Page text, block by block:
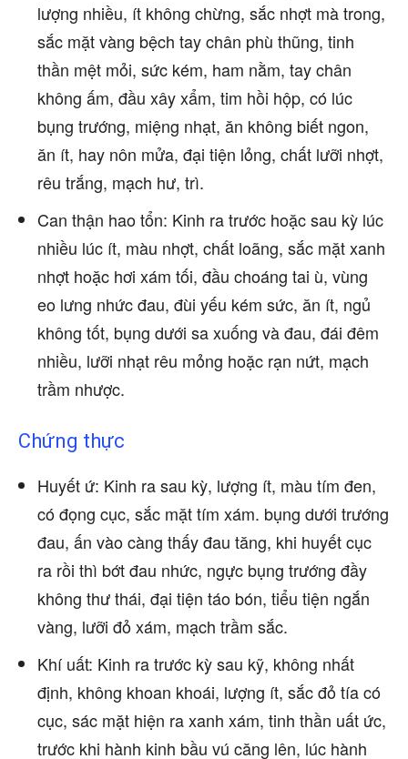
lượng nhiều, ít không chừng, sắc nhợt mà trong,
sắc mặt vàng bệch tay chân phù thũng, tinh
thần mệt mỏi, sức kém, ham nằm, tay chân
không ấm, đầu xây xẩm, tim hồi hộp, có lúc
bụng trướng, miệng nhạt, ăn không biết ngon,
ăn ít, hay nôn mửa, đại tiện lỏng, chất lưỡi nhợt,
rêu trắng, mạch hư, trì.
Can thận hao tổn: Kinh ra trước hoặc sau kỳ lúc
nhiều lúc ít, màu nhợt, chất loãng, sắc mặt xanh
nhợt hoặc hơi xám tối, đầu choáng tai ù, vùng
eo lưng nhức đau, đùi yếu kém sức, ăn ít, ngủ
không tốt, bụng dưới sa xuống và đau, đái đêm
nhiều, lưỡi nhạt rêu mỏng hoặc rạn nứt, mạch
trầm nhược.
Chứng thực
Huyết ứ: Kinh ra sau kỳ, lượng ít, màu tím đen,
có đọng cục, sắc mặt tím xám. bụng dưới trướng
đau, ấn vào càng thấy đau tăng, khi huyết cục
ra rồi thì bớt đau nhức, ngực bụng trướng đầy
không thư thái, đại tiện táo bón, tiểu tiện ngắn
vàng, lưỡi đỏ xám, mạch trầm sắc.
Khí uất: Kinh ra trước kỳ sau kỹ, không nhất
định, không khoan khoái, lượng ít, sắc đỏ tía có
cục, sác mặt hiện ra xanh xám, tinh thần uất ức,
trước khi hành kinh bầu vú căng lên, lúc hành